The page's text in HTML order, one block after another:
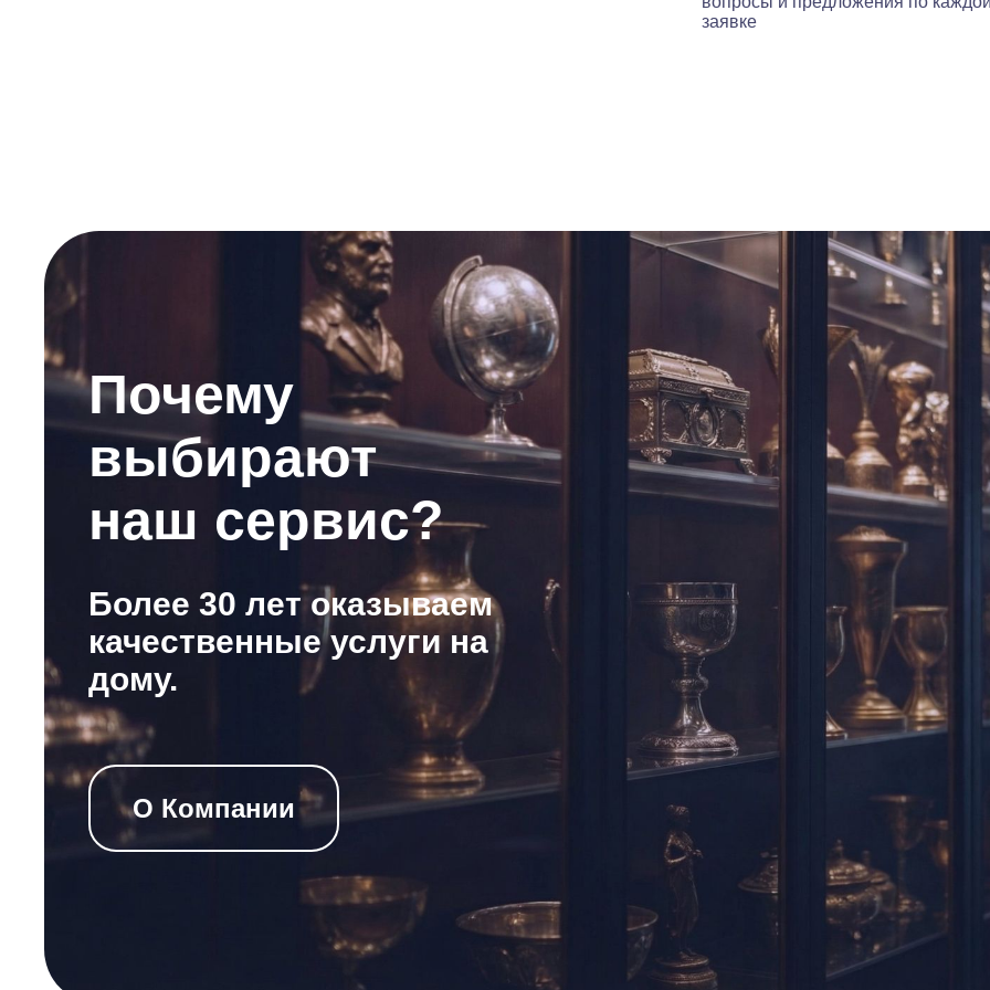
заявке
Почему
выбирают
наш сервис?
Более 30 лет оказываем
качественные услуги на
дому.
О Компании